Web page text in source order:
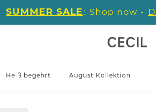
SUMMER SALE : Shop now -
Heiß begehrt August Kollektion